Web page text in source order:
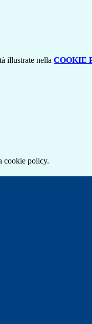
illustrate nella COOKIE
cookie policy.